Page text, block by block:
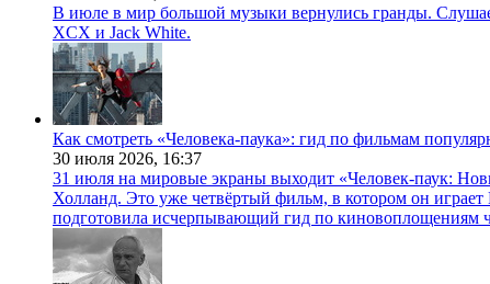
В июле в мир большой музыки вернулись гранды.
XCX и Jack White.
Как смотреть «Человека-паука»: гид по фильмам
30 июля 2026, 16:37
31 июля на мировые экраны выходит «Человек-паук:
Холланд. Это уже четвёртый фильм, в котором он
подготовила исчерпывающий гид по киновоплощениям